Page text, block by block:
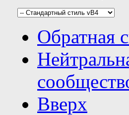
Обратная
Вверх